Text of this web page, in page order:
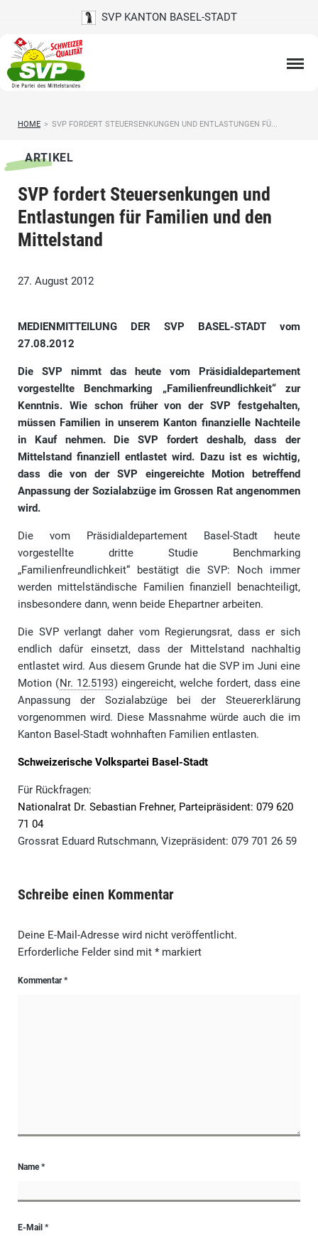
SVP KANTON BASEL-STADT
HOME > SVP FORDERT STEUERSENKUNGEN UND ENTLASTUNGEN FÜ...
ARTIKEL
SVP fordert Steuersenkungen und
Entlastungen für Familien und den
Mittelstand
27. August 2012
MEDIENMITTEILUNG DER SVP BASEL-STADT vom
27.08.2012
Die SVP nimmt das heute vom Präsidialdepartement
vorgestellte Benchmarking „Familienfreundlichkeit“ zur
Kenntnis. Wie schon früher von der SVP festgehalten,
müssen Familien in unserem Kanton finanzielle Nachteile
in Kauf nehmen. Die SVP fordert deshalb, dass der
Mittelstand finanziell entlastet wird. Dazu ist es wichtig,
dass die von der SVP eingereichte Motion betreffend
Anpassung der Sozialabzüge im Grossen Rat angenommen
wird.
Die vom Präsidialdepartement Basel-Stadt heute
vorgestellte dritte Studie Benchmarking
„Familienfreundlichkeit“ bestätigt die SVP: Noch immer
werden mittelständische Familien finanziell benachteiligt,
insbesondere dann, wenn beide Ehepartner arbeiten.
Die SVP verlangt daher vom Regierungsrat, dass er sich
endlich dafür einsetzt, dass der Mittelstand nachhaltig
entlastet wird. Aus diesem Grunde hat die SVP im Juni eine
Motion (Nr. 12.5193) eingereicht, welche fordert, dass eine
Anpassung der Sozialabzüge bei der Steuererklärung
vorgenommen wird. Diese Massnahme würde auch die im
Kanton Basel-Stadt wohnhaften Familien entlasten.
Schweizerische Volkspartei Basel-Stadt
Für Rückfragen:
Nationalrat Dr. Sebastian Frehner, Parteipräsident: 079 620
71 04
Grossrat Eduard Rutschmann, Vizepräsident: 079 701 26 59
Schreibe einen Kommentar
Deine E-Mail-Adresse wird nicht veröffentlicht.
Erforderliche Felder sind mit *markiert
Kommentar*
Name*
E-Mail *